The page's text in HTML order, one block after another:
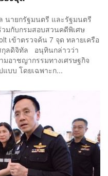
นายกรัฐมนตรี และรัฐมนตรี
มกับกรมสอบสวนคดีพิเศษ
เข้าตรวจค้น 7 จุด ทลายเครือ
กุลดิจิทัล อนุทินกล่าวว่า
อาชญากรรมทางเศรษฐกิจ
บบ โดยเฉพาะก...